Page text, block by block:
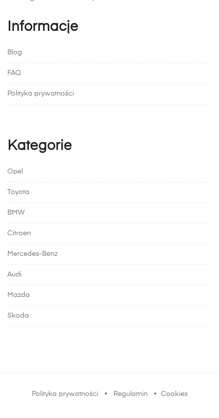
Informacje
Blog
FAQ
Polityka prywatności
Kategorie
Opel
Toyota
BMW
Citroen
Mercedes-Benz
Audi
Mazda
Skoda
Polityka prywatności• Regulamin• Cookies